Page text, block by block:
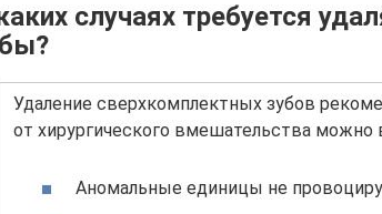
случаях требуется
Удаление сверхкомплектных зубов
от хирургического вмешательства можно
Аномальные единицы не